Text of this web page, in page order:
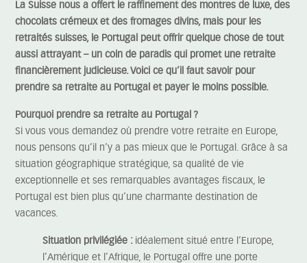
La Suisse nous a offert le raffinement des montres de luxe, des
chocolats crémeux et des fromages divins, mais pour les
retraités suisses, le Portugal peut offrir quelque chose de tout
aussi attrayant – un coin de paradis qui promet une retraite
financièrement judicieuse. Voici ce qu’il faut savoir pour
prendre sa retraite au Portugal et payer le moins possible.
Pourquoi prendre sa retraite au Portugal ?
Si vous vous demandez où prendre votre retraite en Europe,
nous pensons qu’il n’y a pas mieux que le Portugal. Grâce à sa
situation géographique stratégique, sa qualité de vie
exceptionnelle et ses remarquables avantages fiscaux, le
Portugal est bien plus qu’une charmante destination de
vacances.
Situation privilégiée : idéalement situé entre l’Europe,
l’Amérique et l’Afrique, le Portugal offre une porte